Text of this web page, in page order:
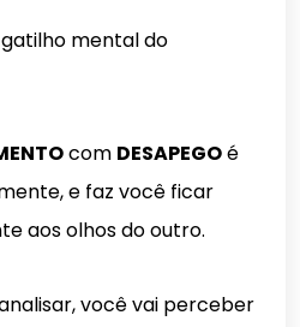
mental do
com DESAPEGOé
e faz você ficar
aos olhos do outro.
você vai perceber